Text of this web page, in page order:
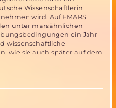
Wissenschaftlerin
wird. Auf FMARS
unter marsähnlichen
ein Jahr
wissenschaftliche
wie sie auch später auf dem